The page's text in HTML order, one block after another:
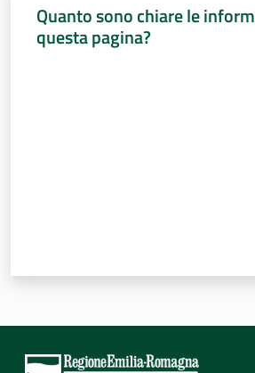
Quanto sono chiare le
questa pagina?